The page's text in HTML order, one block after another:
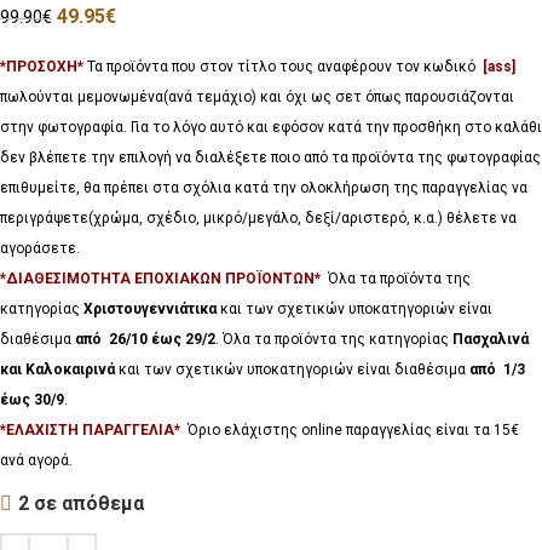
99.90€ 49.95€
*ΠΡΟΣΟΧΗ* Τα προϊόντα που στον τίτλο τους αναφέρουν τον κωδικό [ass]
πωλούνται μεμονωμένα(ανά τεμάχιο) και όχι ως σετ όπως παρουσιάζονται
στην φωτογραφία. Για το λόγο αυτό και εφόσον κατά την προσθήκη στο καλάθι
δεν βλέπετε την επιλογή να διαλέξετε ποιο από τα προϊόντα της φωτογραφίας
επιθυμείτε, θα πρέπει στα σχόλια κατά την ολοκλήρωση της παραγγελίας να
περιγράψετε(χρώμα, σχέδιο, μικρό/μεγάλο, δεξί/αριστερό, κ.α.) θέλετε να
αγοράσετε.
*ΔΙΑΘΕΣΙΜΟΤΗΤΑ ΕΠΟΧΙΑΚΩΝ ΠΡΟΪΟΝΤΩΝ* Όλα τα προϊόντα της
κατηγορίας Χριστουγεννιάτικακαι των σχετικών υποκατηγοριών είναι
διαθέσιμα από 26/10 έως 29/2. Όλα τα προϊόντα της κατηγορίας Πασχαλινά
και Καλοκαιρινάκαι των σχετικών υποκατηγοριών είναι διαθέσιμα από 1/3
έως 30/9.
*ΕΛΑΧΙΣΤΗ ΠΑΡΑΓΓΕΛΙΑ* Όριο ελάχιστης online παραγγελίας είναι τα 15€
ανά αγορά.
2 σε απόθεμα